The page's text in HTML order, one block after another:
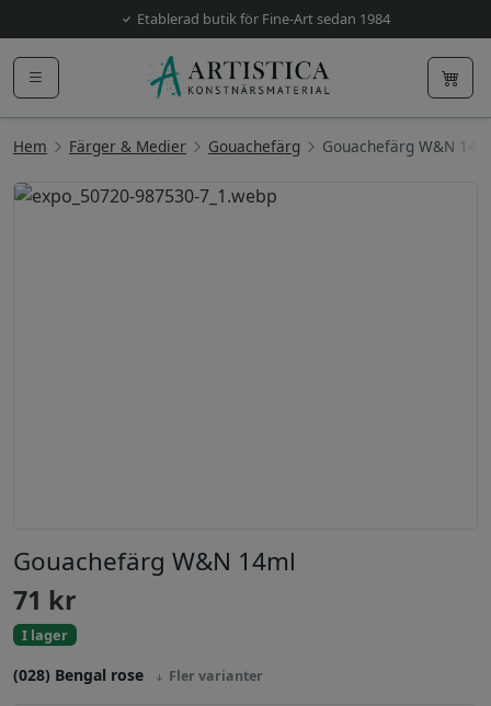
Etablerad butik för Fine-Art sedan 1984
Hem Färger & Medier Gouachefärg Gouachefärg W&N
Gouachefärg W&N 14ml
71 kr
I lager
(028) Bengal rose Fler varianter